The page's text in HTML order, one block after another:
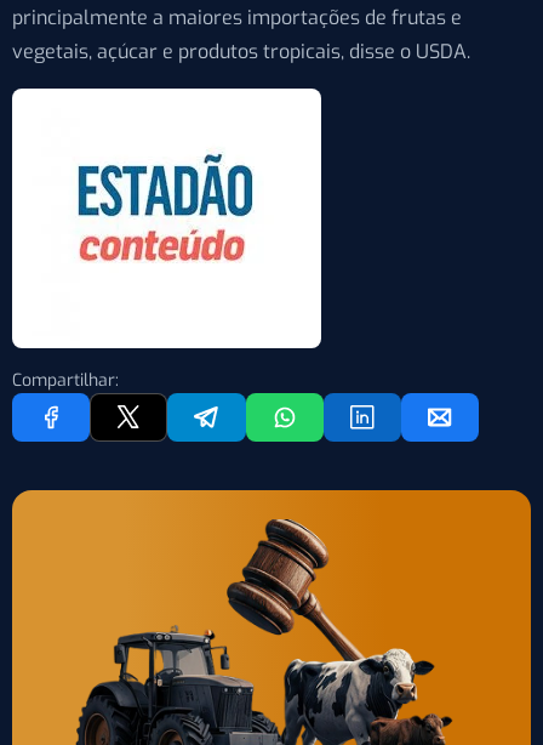
principalmente a maiores importações de frutas e
vegetais, açúcar e produtos tropicais, disse o USDA.
Compartilhar: